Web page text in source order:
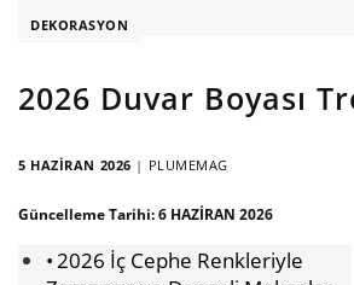
DEKORASYON
2026 Duvar Boyası
5 HAZIRAN 2026 | PLUMEMAG
Güncelleme Tarihi:6 HAZIRAN 2026
2026 İç Cephe Renkleriyle